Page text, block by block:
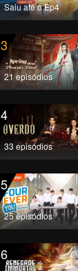
Saiu até o Ep4
3
21 episódios
4
33 episódios
5
25 episódios
6